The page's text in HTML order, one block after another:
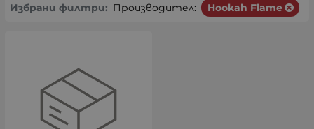
Избрани филтри: Производител: Hookah Flame